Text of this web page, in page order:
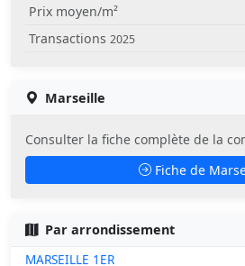
Prix moyen/m²
Transactions 2025
Marseille
Consulter la fiche complète de la
Fiche de
Par arrondissement
MARSEILLE 1ER